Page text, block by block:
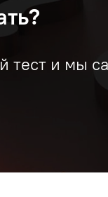
тест и мы